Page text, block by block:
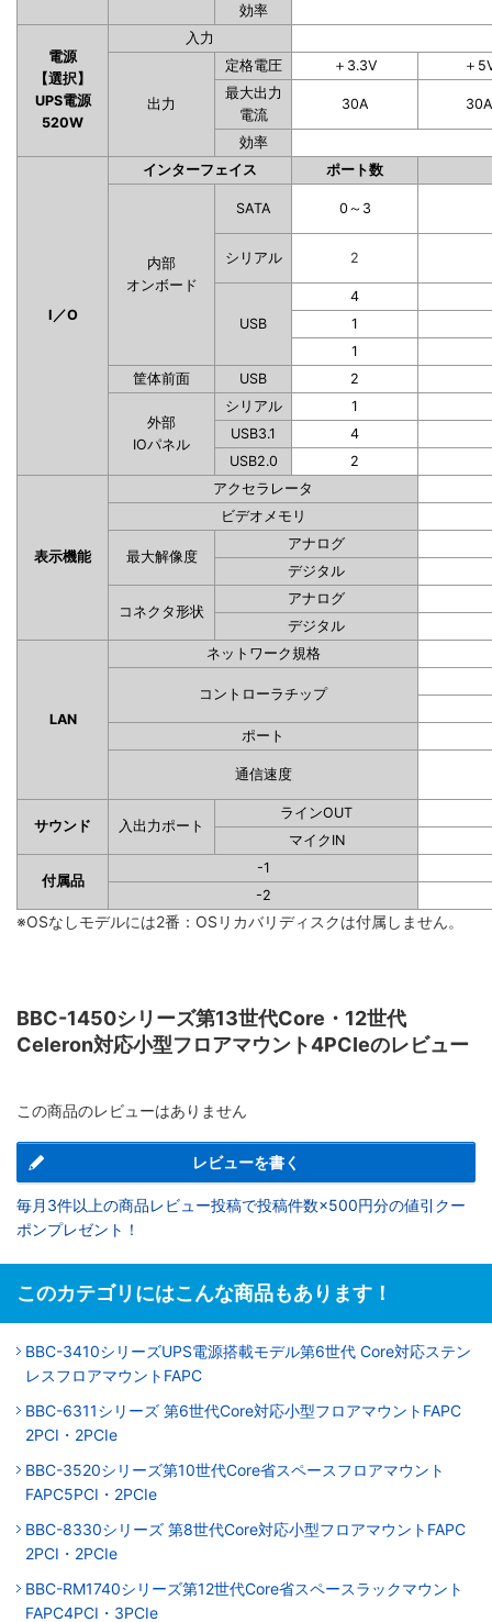
効率
電源
【選択】
UPS電源
520W
入力
出力
定格電圧 ＋3.3V
＋
最大出力
電流
30A 30A
効率
I／O
インターフェイス ポート数
内部
オンボード
SATA 0～3
シリアル 2
USB
4
1
1
筐体前面
USB 2
外部
IOパネル
シリアル
1
USB3.1
4
USB2.0
2
表示機能
アクセラレータ
ビデオメモリ
最大解像度
アナログ
デジタル
コネクタ形状
アナログ
デジタル
LAN
ネットワーク規格
コントローラチップ
ポート
通信速度
サウンド 入出力ポート
ラインOUT
マイクIN
付属品
-1
-2
※OSなしモデルには2番：OSリカバリディスクは付属しません。
BBC-1450シリーズ第13世代Core・12世代
Celeron対応小型フロアマウント4PCIeのレビュー
この商品のレビューはありません
レビューを書く
毎月3件以上の商品レビュー投稿で投稿件数×500円分の値引クー
ポンプレゼント！
このカテゴリにはこんな商品もあります！
BBC-3410シリーズUPS電源搭載モデル第6世代 Core対応ステン
レスフロアマウントFAPC
BBC-6311シリーズ 第6世代Core対応小型フロアマウントFAPC
2PCI・2PCIe
BBC-3520シリーズ第10世代Core省スペースフロアマウント
FAPC5PCI・2PCIe
BBC-8330シリーズ 第8世代Core対応小型フロアマウントFAPC
2PCI・2PCIe
BBC-RM1740シリーズ第12世代Core省スペースラックマウント
FAPC4PCI・3PCIe